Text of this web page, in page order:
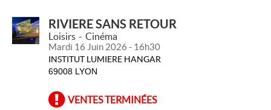
RIVIERE SANS RETOUR
Loisirs Cinéma
Mardi 16 Juin 2026 - 16h30
INSTITUT LUMIERE HANGAR
69008 LYON
VENTES TERMINÉES